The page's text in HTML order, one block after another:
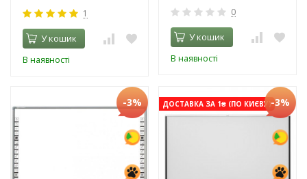
1
У кошик
В наявності
0
У кошик
В наявності
-3% ДОСТАВКА ЗА 1₴ (ПО КИЄВУ)-3%